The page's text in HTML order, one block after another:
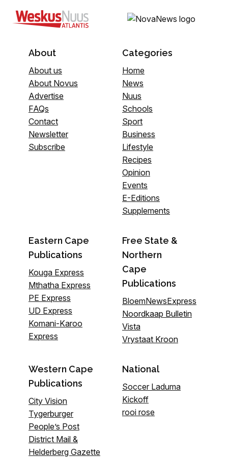
About
About us
About Novus
Advertise
FAQs
Contact
Newsletter
Subscribe
Categories
Home
News
Nuus
Schools
Sport
Business
Lifestyle
Recipes
Opinion
Events
E-Editions
Supplements
Eastern Cape
Publications
Kouga Express
Mthatha Express
PE Express
UD Express
Komani-Karoo
Express
Free State &
Northern
Cape
Publications
BloemNewsExpress
Noordkaap Bulletin
Vista
Vrystaat Kroon
Western Cape
Publications
City Vision
Tygerburger
People’s Post
District Mail &
Helderberg Gazette
National
Soccer Laduma
Kickoff
rooi rose